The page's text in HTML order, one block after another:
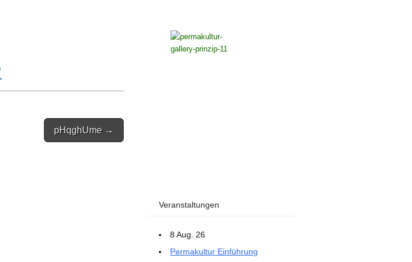
pHqghUme →
Veranstaltungen
8 Aug. 26
Permakultur Einführung